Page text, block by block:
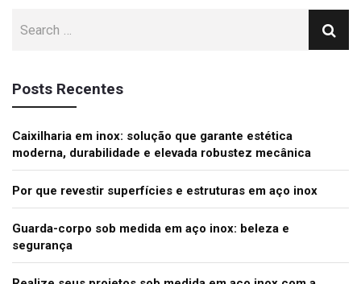
Posts Recentes
Caixilharia em inox: solução que garante estética
moderna, durabilidade e elevada robustez mecânica
Por que revestir superfícies e estruturas em aço inox
Guarda-corpo sob medida em aço inox: beleza e
segurança